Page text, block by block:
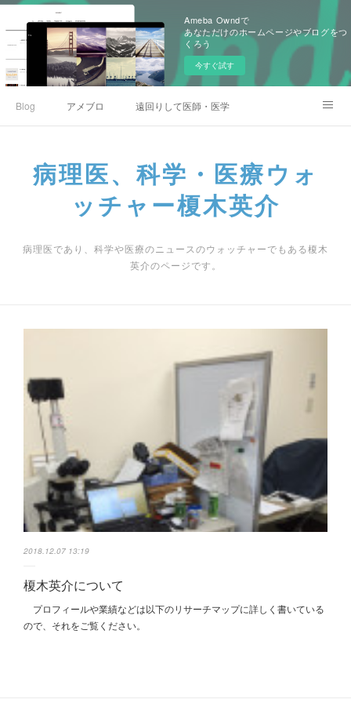
Ameba Owndで
あなただけのホームページやブログをつ
くろう
今すぐ試す
Blog アメブロ 遠回りして医師・医学生になった人のコミュニテ
病理医、科学・医療ウォ
ッチャー榎木英介
病理医であり、科学や医療のニュースのウォッチャーでもある榎木
英介のページです。
2018.12.07 13:19
榎木英介について
プロフィールや業績などは以下のリサーチマップに詳しく書いている
ので、それをご覧ください。